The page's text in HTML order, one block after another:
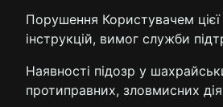
Порушення Користувачем цієї
інструкцій, вимог служби
Наявності підозр у
протиправних, зловмисних